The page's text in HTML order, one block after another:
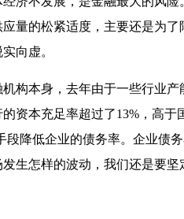
量的松紧适度，主要还是为
向虚。
本身，去年由于一些行业产
资本充足率超过了13%，高于
段降低企业的债务率。企业债
生怎样的波动，我们还是要坚